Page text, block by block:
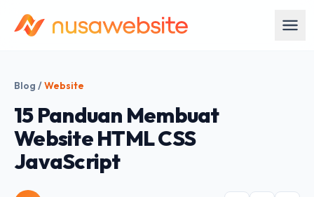
Blog /Website
15 Panduan Membuat
Website HTML CSS
JavaScript